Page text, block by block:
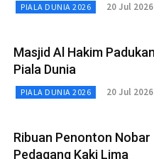
PIALA DUNIA 2026 20 Jul 2026
Masjid Al Hakim
Piala Dunia
PIALA DUNIA 2026 20 Jul 2026
Ribuan Penonton
Pedagang Kaki Lima